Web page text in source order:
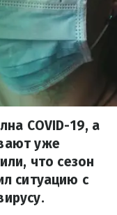
COVID-19, а
уже
что сезон
ситуацию с